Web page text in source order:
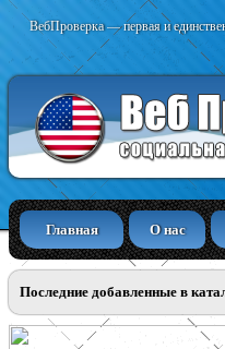
ВебПроверка — первая и
Главная О нас
Последние добавленные в